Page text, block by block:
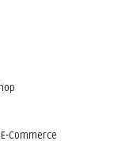
Commerce